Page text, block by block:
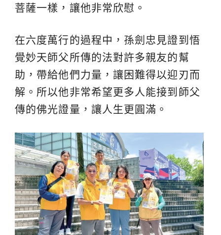
菩薩一樣，讓他非常欣慰。
在六度萬行的過程中，孫劍忠見證到悟
覺妙天師父所傳的法對許多親友的幫
助，帶給他們力量，讓困難得以迎刃而
解。所以他非常希望更多人能接到師父
傳的佛光證量，讓人生更圓滿。